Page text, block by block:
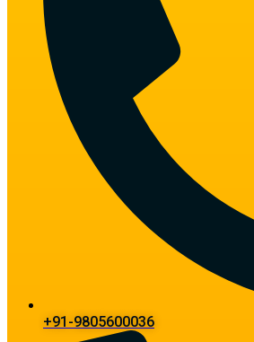
+91-9805600036